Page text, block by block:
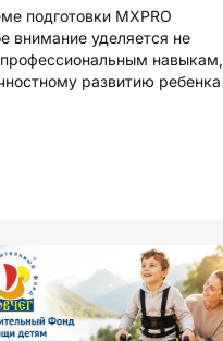
подготовки MXPRO
внимание уделяется не
навыкам,
развитию ребенка